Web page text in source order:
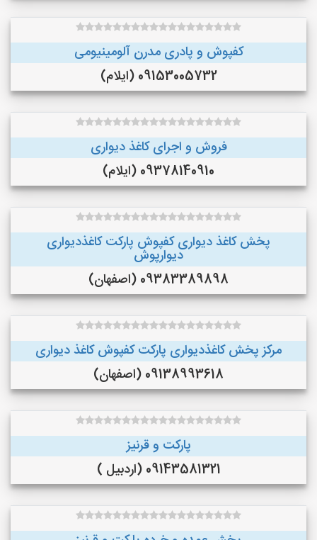
کفپوش و پادری مدرن آلومینیومی
09153005732 (ایلام)
فروش و اجرای کاغذ دیواری
09378140910 (ایلام)
پخش کاغذ دیواری کفپوش پارکت کاغذدیواری
دیوارپوش
09383389898 (اصفهان)
مرکز پخش کاغذدیواری پارکت کفپوش کاغذ دیواری
09138993618 (اصفهان)
پارکت و قرنیز
09143581321 (اردبیل )